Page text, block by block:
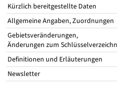
Kürzlich bereitgestellte Daten
Allgemeine Angaben, Zuordnungen
Gebietsveränderungen,
Änderungen zum
Definitionen und Erläuterungen
Newsletter